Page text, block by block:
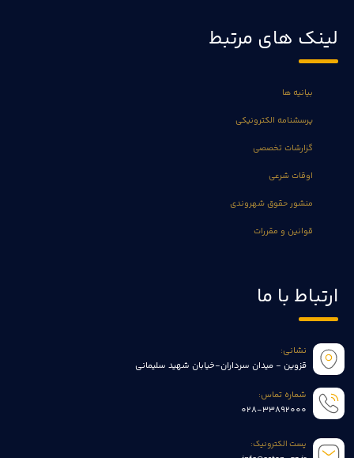
لینک های مرتبط
بیانیه ها
پرسشنامه الکترونیکی
گزارشات تخصصی
اوقات شرعی
منشور حقوق شهروندی
قوانین و مقررات
ارتباط با ما
نشانی:
قزوین - میدان سرداران-خیابان شهید سلیمانی
شماره تماس:
028-33892000
پست الکترونیک: